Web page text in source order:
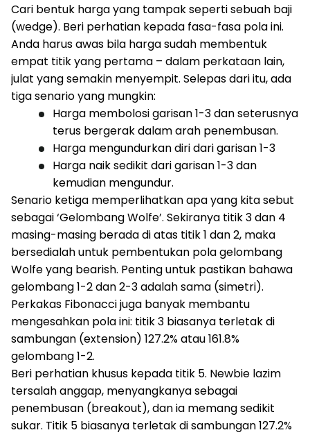
Cari bentuk harga yang tampak seperti sebuah baji
(wedge). Beri perhatian kepada fasa-fasa pola ini.
Anda harus awas bila harga sudah membentuk
empat titik yang pertama – dalam perkataan lain,
julat yang semakin menyempit. Selepas dari itu, ada
tiga senario yang mungkin:
Harga membolosi garisan 1-3 dan seterusnya
terus bergerak dalam arah penembusan.
Harga mengundurkan diri dari garisan 1-3
Harga naik sedikit dari garisan 1-3 dan
kemudian mengundur.
Senario ketiga memperlihatkan apa yang kita sebut
sebagai ‘Gelombang Wolfe’. Sekiranya titik 3 dan 4
masing-masing berada di atas titik 1 dan 2, maka
bersedialah untuk pembentukan pola gelombang
Wolfe yang bearish. Penting untuk pastikan bahawa
gelombang 1-2 dan 2-3 adalah sama (simetri).
Perkakas Fibonacci juga banyak membantu
mengesahkan pola ini: titik 3 biasanya terletak di
sambungan (extension) 127.2% atau 161.8%
gelombang 1-2.
Beri perhatian khusus kepada titik 5. Newbie lazim
tersalah anggap, menyangkanya sebagai
penembusan (breakout), dan ia memang sedikit
sukar. Titik 5 biasanya terletak di sambungan 127.2%